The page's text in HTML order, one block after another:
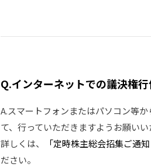
Q.インターネットでの議決権行
A.スマートフォンまたはパソコン等
て、行っていただきますようお願いい
詳しくは、
「定時株主総会招集ご通
ださい。